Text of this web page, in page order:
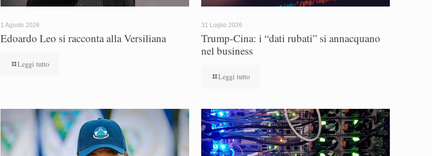
1 Agosto 2026
Edoardo Leo si racconta alla Versiliana
Leggi tutto
31 Luglio 2026
Trump-Cina: i “dati rubati” si annacquano
nel business
Leggi tutto